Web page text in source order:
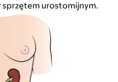
sprzętem urostomijnym.